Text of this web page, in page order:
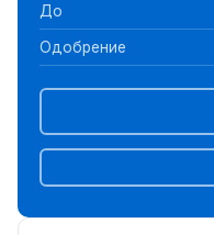
До
Одобрение